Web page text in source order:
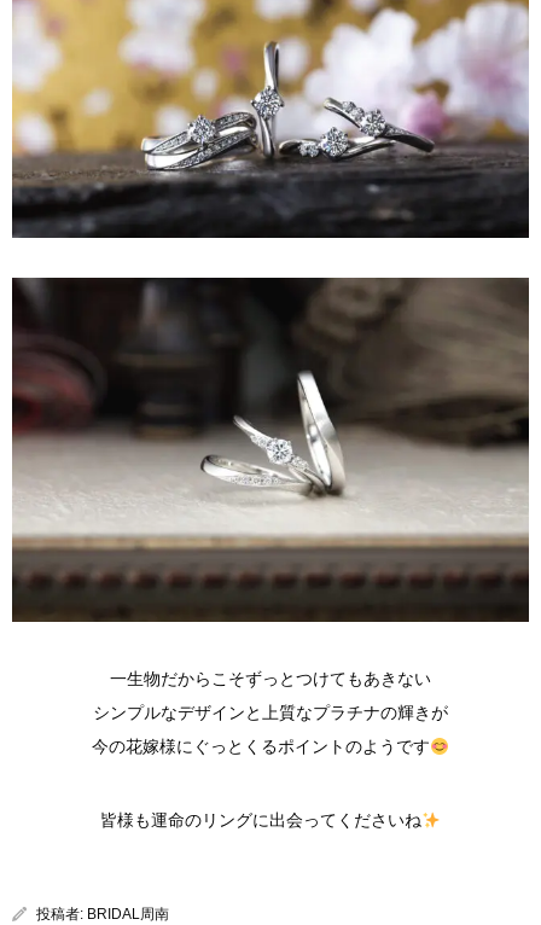
一生物だからこそずっとつけてもあきない
シンプルなデザインと上質なプラチナの輝きが
今の花嫁様にぐっとくるポイントのようです
皆様も運命のリングに出会ってくださいね
投稿者: BRIDAL周南